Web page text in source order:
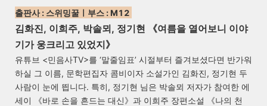
출판사 : 스위밍꿀 ㅣ 부스 : M12
김화진, 이희주, 박솔뫼, 정기현 《여름을 열어보니 이야
기가 웅크리고 있었지》
유튜브 <민음사TV>를 ‘말줄임표’ 시절부터 즐겨보셨다면 반가워
하실 그 이름, 문학편집자 콤비이자 소설가인 김화진, 정기현 두
사람이 눈에 띕니다. 특히, 정기현 님은 박솔뫼 저자가 참여한 에
세이 《바로 손을 흔드는 대신》과 이희주 장편소설 《나의 천